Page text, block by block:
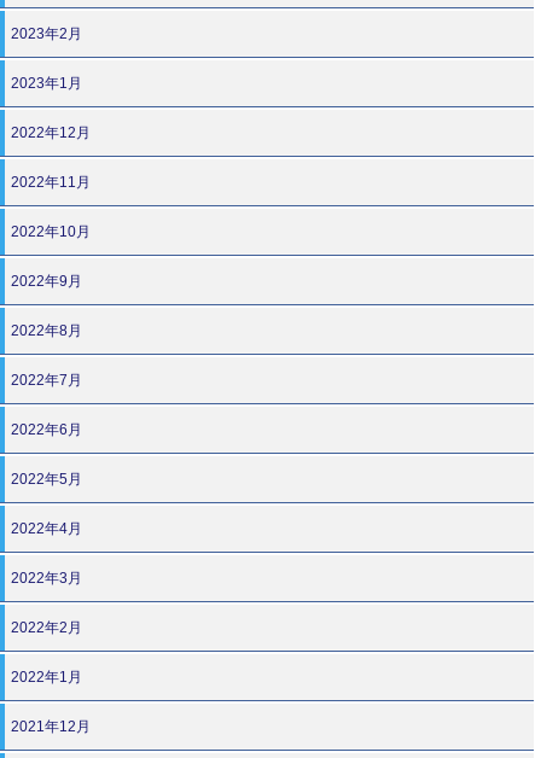
2023年2月
2023年1月
2022年12月
2022年11月
2022年10月
2022年9月
2022年8月
2022年7月
2022年6月
2022年5月
2022年4月
2022年3月
2022年2月
2022年1月
2021年12月